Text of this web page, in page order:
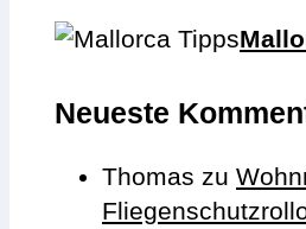
Neueste
Thomas zu